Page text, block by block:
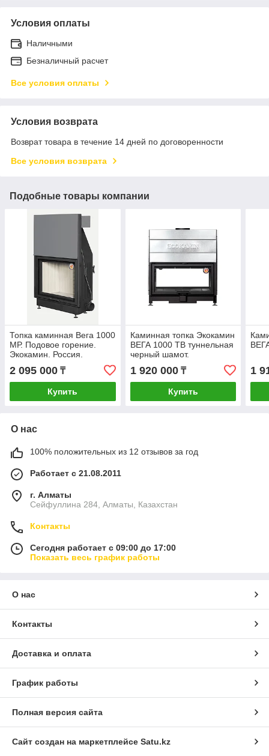
Условия оплаты
Наличными
Безналичный расчет
Все условия оплаты
Условия возврата
Возврат товара в течение 14 дней по договоренности
Все условия возврата
Подобные товары компании
Топка каминная Вега 1000
МР. Подовое горение.
Экокамин. Россия.
2 095 000 ₸
Купить
Каминная топка Экокамин
ВЕГА 1000 TB туннельная
черный шамот.
1 920 000₸
Купить
1
О нас
100% положительных из 12 отзывов за год
Работает с 21.08.2011
г. Алматы
Сейфуллина 284, Алматы, Казахстан
Контакты
Сегодня работает с 09:00 до 17:00
Показать весь график работы
О нас
Контакты
Доставка и оплата
График работы
Полная версия сайта
Сайт создан на маркетплейсе Satu.kz